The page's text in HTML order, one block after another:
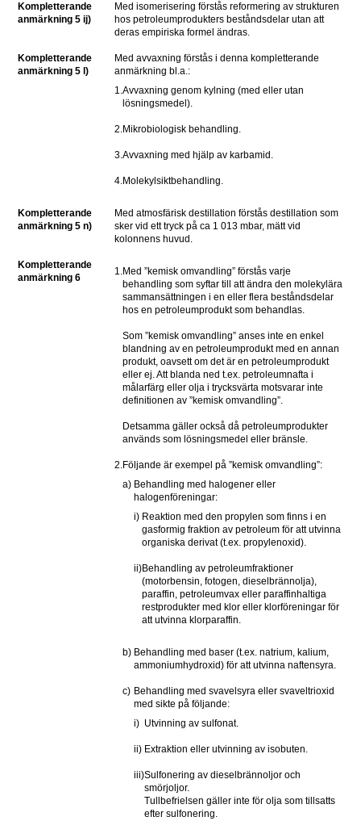
Kompletterande
anmärkning 5 ij)
Med isomerisering förstås reformering av strukturen
hos petroleumprodukters beståndsdelar utan att
deras empiriska formel ändras.
Kompletterande
anmärkning 5 l)
Med avvaxning förstås i denna kompletterande
anmärkning bl.a.:
1.Avvaxning genom kylning (med eller utan
lösningsmedel).
2.Mikrobiologisk behandling.
3.Avvaxning med hjälp av karbamid.
4.Molekylsiktbehandling.
Kompletterande
anmärkning 5 n)
Med atmosfärisk destillation förstås destillation som
sker vid ett tryck på ca 1 013 mbar, mätt vid
kolonnens huvud.
Kompletterande
anmärkning 6
1.Med ”kemisk omvandling” förstås varje
behandling som syftar till att ändra den molekylära
sammansättningen i en eller flera beståndsdelar
hos en petroleumprodukt som behandlas.
Som ”kemisk omvandling” anses inte en enkel
blandning av en petroleumprodukt med en annan
produkt, oavsett om det är en petroleumprodukt
eller ej. Att blanda ned t.ex. petroleumnafta i
målarfärg eller olja i trycksvärta motsvarar inte
definitionen av ”kemisk omvandling”.
Detsamma gäller också då petroleumprodukter
används som lösningsmedel eller bränsle.
2.Följande är exempel på ”kemisk omvandling”:
a) Behandling med halogener eller
halogenföreningar:
i) Reaktion med den propylen som finns i en
gasformig fraktion av petroleum för att utvinna
organiska derivat (t.ex. propylenoxid).
ii)Behandling av petroleumfraktioner
(motorbensin, fotogen, dieselbrännolja),
paraffin, petroleumvax eller paraffinhaltiga
restprodukter med klor eller klorföreningar för
att utvinna klorparaffin.
b) Behandling med baser (t.ex. natrium, kalium,
ammoniumhydroxid) för att utvinna naftensyra.
c) Behandling med svavelsyra eller svaveltrioxid
med sikte på följande:
i) Utvinning av sulfonat.
ii) Extraktion eller utvinning av isobuten.
iii)Sulfonering av dieselbrännoljor och
smörjoljor.
Tullbefrielsen gäller inte för olja som tillsatts
efter sulfonering.